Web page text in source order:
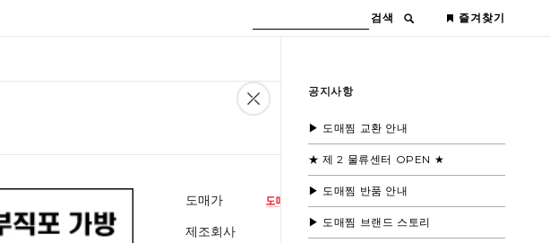
검색 즐겨찾기
공지사항
▶ 도매찜 교환 안내
★ 제 2 물류센터 OPEN ★
▶ 도매찜 반품 안내
▶ 도매찜 브랜드 스토리
도매가
제조회사